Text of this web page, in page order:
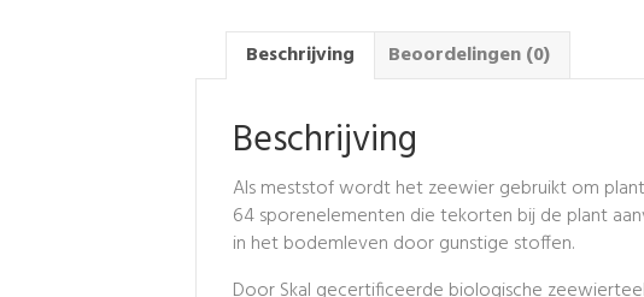
Beschrijving Beoordelingen (0)
Beschrijving
Als meststof wordt het zeewier gebruikt om
64 sporenelementen die tekorten bij de plant
in het bodemleven door gunstige stoffen.
Door Skal gecertificeerde biologische